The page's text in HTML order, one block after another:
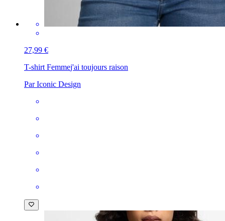
27,99 €
T-shirt Femmej'ai toujours raison
Par Iconic Design